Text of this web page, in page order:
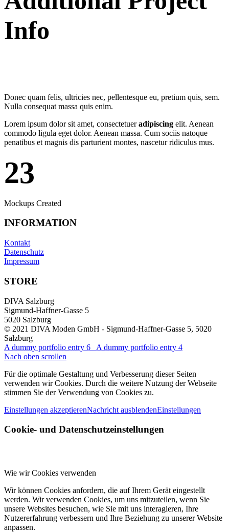
Info
Donec quam felis, ultricies nec, pellentesque eu, pretium quis, sem.
Nulla consequat massa quis enim.
Lorem ipsum dolor sit amet, consectetueradipiscing elit. Aenean
commodo ligula eget dolor. Aenean massa. Cum sociis natoque
penatibus et magnis dis parturient montes, nascetur ridiculus mus.
23
Mockups Created
INFORMATION
Kontakt
Datenschutz
Impressum
STORE
DIVA Salzburg
Sigmund-Haffner-Gasse 5
5020 Salzburg
© 2021 DIVA Moden GmbH - Sigmund-Haffner-Gasse 5, 5020
Salzburg
A dummy portfolio entry 6
A dummy portfolio entry 4
Nach oben scrollen
Für die optimale Gestaltung und Verbesserung dieser Seiten
verwenden wir Cookies. Durch die weitere Nutzung der Webseite
stimmen Sie der Verwendung von Cookies zu.
Einstellungen akzeptierenNachricht ausblendenEinstellungen
Cookie- und Datenschutzeinstellungen
Wie wir Cookies verwenden
Wir können Cookies anfordern, die auf Ihrem Gerät eingestellt
werden. Wir verwenden Cookies, um uns mitzuteilen, wenn Sie
unsere Websites besuchen, wie Sie mit uns interagieren, Ihre
Nutzererfahrung verbessern und Ihre Beziehung zu unserer Website
anpassen.